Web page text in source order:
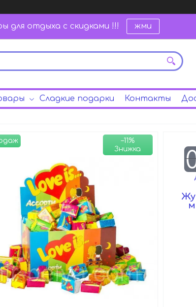
для отдыха с скидками !!! жми
Сладкие подарки Контакты
–11%